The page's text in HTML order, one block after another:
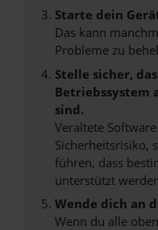
Starte dein
Das kann
Probleme zu
Stelle sicher,
Betriebssystem
sind.
Veraltete
Sicherheitsrisiko,
führen, dass
unterstützt
Wende dich an
Wenn du alle